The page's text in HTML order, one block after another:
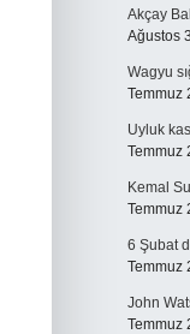
Akçay
Ağustos
Wagyu
Temmuz
Uyluk
Temmuz
Kemal
Temmuz
6 Şubat
Temmuz
John
Temmuz